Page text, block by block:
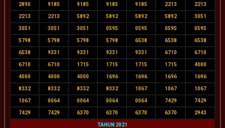
2890 9185 9185 9185 9185 2213 2213
2213 2213 5892 5892 5892 5892 3051
3051 3051 3051 0595 0595 0595 0595
5798 5798 5798 5798 6538 6538 6538
6538 9331 9331 9331 9331 6710 6710
6710 6710 1715 1715 1715 1715 4000
4000 4000 4000 1696 1696 1696 1696
8332 8332 8332 8332 1067 1067 1067
1067 0064 0064 0064 0064 7429 7429
7429 7429 6370 6370 6370 6370 2943
TAHUN 2021